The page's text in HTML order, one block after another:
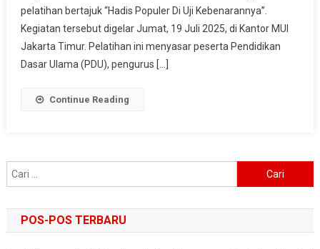
Gandeng
MUI
Jaktim
pelatihan bertajuk “Hadis Populer Di Uji Kebenarannya”.
Kegiatan tersebut digelar Jumat, 19 Juli 2025, di Kantor MUI
Jakarta Timur. Pelatihan ini menyasar peserta Pendidikan
Dasar Ulama (PDU), pengurus […]
Continue Reading
untuk:
POS-POS TERBARU